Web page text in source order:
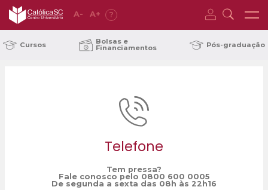
A- A+ ?
Cursos Bolsas e
Financiamentos Pós-graduação
Telefone
Tem pressa?
Fale conosco pelo 0800 600 0005
De segunda a sexta das 08h às 22h16